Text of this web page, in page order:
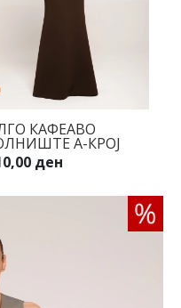
КАФЕАВО
А-КРОЈ
ден